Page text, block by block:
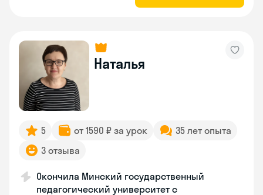
Наталья
5 от 1590 ₽ за урок
35 лет опыта
3 отзыва
Окончила Минский государственный
педагогический университет с